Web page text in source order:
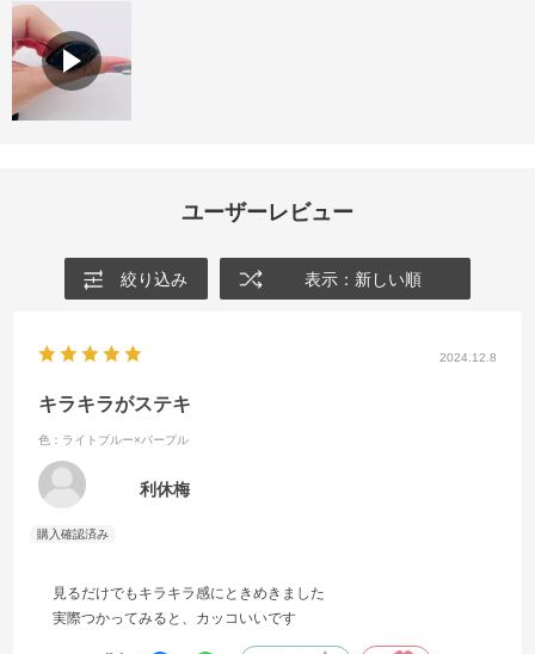
ユーザーレビュー
絞り込み 表示：新しい順
2024.12.8
キラキラがステキ
色：ライトブルー×パープル
利休梅
見るだけでもキラキラ感にときめきました
実際つかってみると、カッコいいです